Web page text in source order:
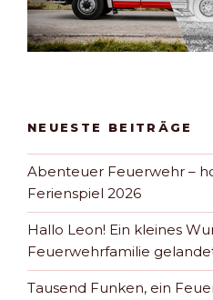
NEUESTE BEITRÄGE
Abenteuer Feuerwehr –
Ferienspiel 2026
Hallo Leon! Ein kleines
Feuerwehrfamilie
Tausend Funken, ein